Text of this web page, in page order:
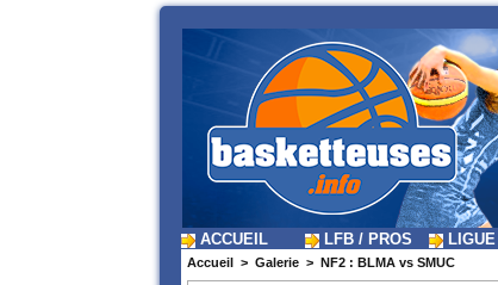
ACCUEIL LFB / PROS
Accueil > Galerie > NF2 : BLMA vs SMUC